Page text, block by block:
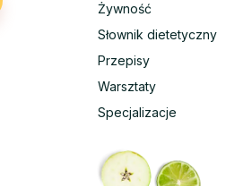
Żywność
Słownik dietetyczny
Przepisy
Warsztaty
Specjalizacje